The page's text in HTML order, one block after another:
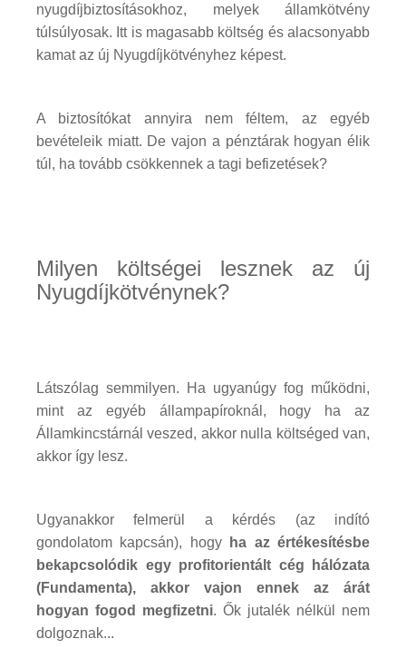
nyugdíjbiztosításokhoz, melyek államkötvény
túlsúlyosak. Itt is magasabb költség és alacsonyabb
kamat az új Nyugdíjkötvényhez képest.
A biztosítókat annyira nem féltem, az egyéb
bevételeik miatt. De vajon a pénztárak hogyan élik
túl, ha tovább csökkennek a tagi befizetések?
Milyen költségei lesznek az új
Nyugdíjkötvénynek?
Látszólag semmilyen. Ha ugyanúgy fog működni,
mint az egyéb állampapíroknál, hogy ha az
Államkincstárnál veszed, akkor nulla költséged van,
akkor így lesz.
Ugyanakkor felmerül a kérdés (az indító
gondolatom kapcsán), hogy
ha az értékesítésbe
bekapcsolódik egy profitorientált cég hálózata
(Fundamenta), akkor vajon ennek az árát
hogyan fogod megfizetni. Ők jutalék nélkül nem
dolgoznak...